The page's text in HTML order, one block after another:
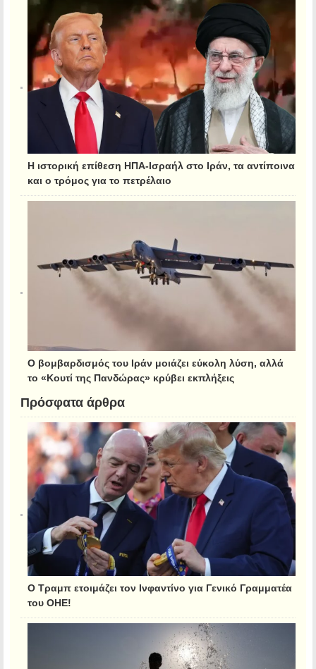
Η ιστορική επίθεση ΗΠΑ-Ισραήλ στο Ιράν, τα αντίποινα
και ο τρόμος για το πετρέλαιο
Ο βομβαρδισμός του Ιράν μοιάζει εύκολη λύση, αλλά
το «Κουτί της Πανδώρας» κρύβει εκπλήξεις
Πρόσφατα άρθρα
Ο Τραμπ ετοιμάζει τον Ινφαντίνο για Γενικό Γραμματέα
του ΟΗΕ!